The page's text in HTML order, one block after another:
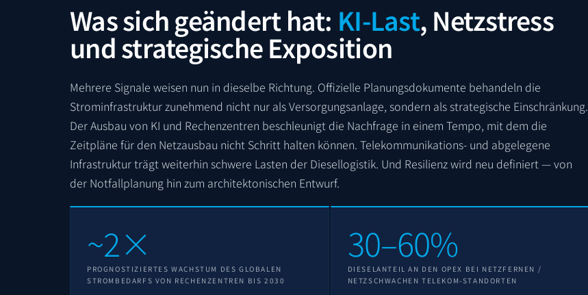
Was sich geändert hat: KI-Last, Netzstress
und strategische Exposition
Mehrere Signale weisen nun in dieselbe Richtung. Offizielle Planungsdokumente behandeln die
Strominfrastruktur zunehmend nicht nur als Versorgungsanlage, sondern als strategische Einschränkung.
Der Ausbau von KI und Rechenzentren beschleunigt die Nachfrage in einem Tempo, mit dem die
Zeitpläne für den Netzausbau nicht Schritt halten können. Telekommunikations- und abgelegene
Infrastruktur trägt weiterhin schwere Lasten der Diesellogistik. Und Resilienz wird neu definiert — von
der Notfallplanung hin zum architektonischen Entwurf.
~2×
PROGNOSTIZIERTES WACHSTUM DES GLOBALEN
STROMBEDARFS VON RECHENZENTREN BIS 2030
30–60%
DIESELANTEIL AN DEN OPEX BEI NETZFERNEN /
NETZSCHWACHEN TELEKOM-STANDORTEN